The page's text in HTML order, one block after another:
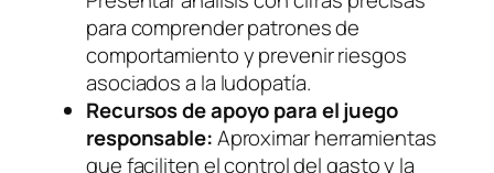
para comprender patrones de
comportamiento y prevenir riesgos
asociados a la ludopatía.
Recursos de apoyo para el juego
responsable:Aproximar herramientas
que faciliten el control del gasto y la